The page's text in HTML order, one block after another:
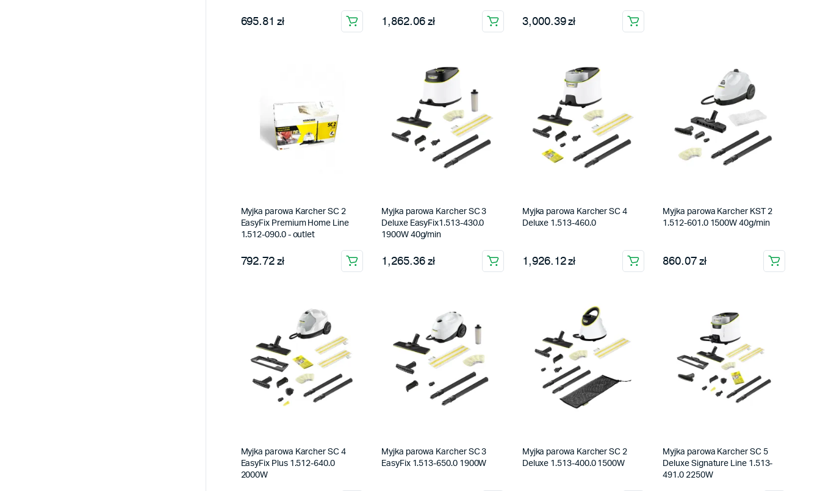
695.81 zł 1,862.06 zł 3,000.39 zł
Myjka parowa Karcher SC 2
EasyFix Premium Home Line
1.512-090.0 - outlet
792.72 zł
Myjka parowa Karcher SC 3
Deluxe EasyFix1.513-430.0
1900W 40g/min
1,265.36 zł
Myjka parowa Karcher SC 4
Deluxe 1.513-460.0
1,926.12 zł
Myjka parowa Karcher KST 2
1.512-601.0 1500W 40g/min
860.07 zł
Myjka parowa Karcher SC 4
EasyFix Plus 1.512-640.0
2000W
Myjka parowa Karcher SC 3
EasyFix 1.513-650.0 1900W
Myjka parowa Karcher SC 2
Deluxe 1.513-400.0 1500W
Myjka parowa Karcher SC 5
Deluxe Signature Line 1.513-
491.0 2250W